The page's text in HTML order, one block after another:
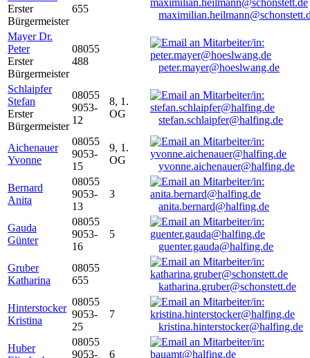
Erster
Bürgermeister
655
Mayer Dr.
Peter
Erster
Bürgermeister
08055
488
peter.mayer@hoeslwang.de
Schlaipfer
Stefan
Erster
Bürgermeister
08055
9053-
12
8, 1.
OG
stefan.schlaipfer@halfing.de
Aichenauer
Yvonne
08055
9053-
15
9, 1.
OG
yvonne.aichenauer@halfing.de
Bernard
Anita
08055
9053-
13
3
anita.bernard@halfing.de
Gauda
Günter
08055
9053-
16
5
guenter.gauda@halfing.de
Gruber
Katharina
08055
655
katharina.gruber@schonstett.de
Hinterstocker
Kristina
08055
9053-
25
7
kristina.hinterstocker@halfing.de
Huber
08055
9053-
6